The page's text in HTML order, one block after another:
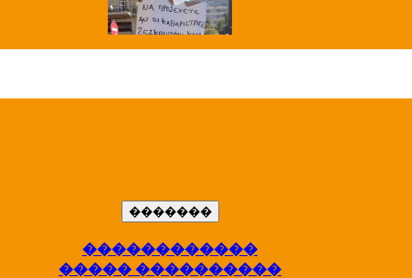
������������
����� ����������